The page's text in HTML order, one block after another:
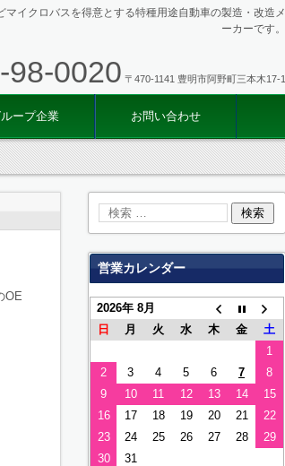
イクロバスを得意とする特種用途自動車の製造・改造メ
ーカーです。
98-0020 〒470-1141 豊明市阿野町三本木17-1
ープ企業 お問い合わせ
OE
営業カレンダー
2026年 8月
日
月 火 水 木 金
土
1
2
3 4 5 6 7
8
9
10 11 12 13 14
15
16
17 18 19 20 21
22
23
24 25 26 27 28
29
30
31